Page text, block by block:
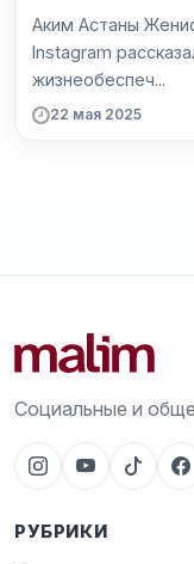
Аким Астаны
Instagram
жизнеобеспеч...
22 мая 2025
Социальные и
РУБРИКИ